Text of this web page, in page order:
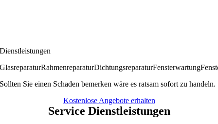
Dienstleistungen
GlasreparaturRahmenreparaturDichtungsreparaturFensterwartung
Sollten Sie einen Schaden bemerken wäre es ratsam sofort zu handeln.
Kostenlose Angebote erhalten
Service Dienstleistungen